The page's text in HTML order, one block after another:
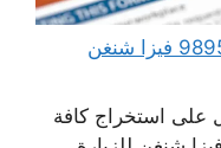
مكتب استخراج فيزا شنغن 98951133 فيزا شنغن
على استخراج كافة